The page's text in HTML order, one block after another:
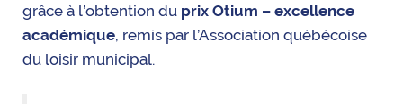
grâce à l’obtention du prix Otium – excellence
académique, remis par l’Association québécoise
du loisir municipal.